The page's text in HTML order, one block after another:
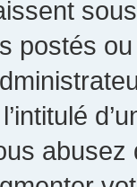
postés